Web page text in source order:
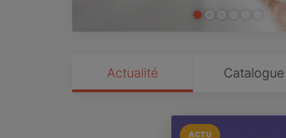
Actualité Catalogue
ACTU